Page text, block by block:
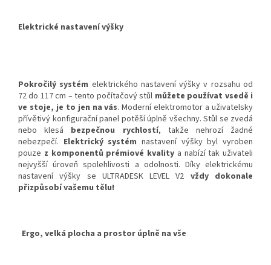
Elektrické nastavení výšky
Pokročilý systém elektrického nastavení výšky v rozsahu od
72 do 117 cm – tento počítačový stůl můžete používat vsedě i
ve stoje, je to jen na vás. Moderní elektromotor a uživatelsky
přívětivý konfigurační panel potěší úplně všechny. Stůl se zvedá
nebo klesá bezpečnou rychlostí, takže nehrozí žadné
nebezpečí. Elektrický systém nastavení výšky byl vyroben
pouze z komponentů prémiové kvality a nabízí tak uživateli
nejvyšší úroveň spolehlivosti a odolnosti. Díky elektrickému
nastavení výšky se ULTRADESK LEVEL V2 vždy dokonale
přizpůsobí vašemu tělu!
Ergo, velká plocha a prostor úplně na vše